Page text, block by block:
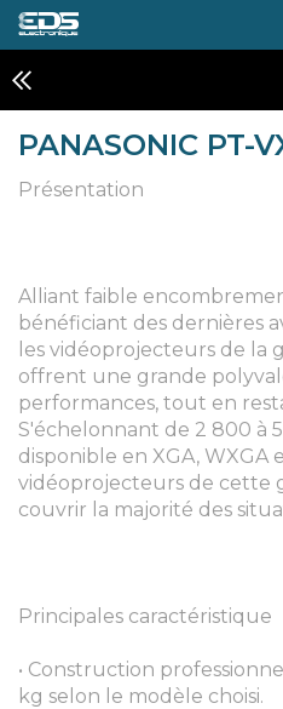
PANASONIC PT-
Présentation
Alliant faible
bénéficiant des dernières
les vidéoprojecteurs de la
offrent une grande
performances, tout en
S'échelonnant de 2 800 à
disponible en XGA, WXGA
vidéoprojecteurs de cette
couvrir la majorité des
Principales caractéristique
• Construction
kg selon le modèle choisi.